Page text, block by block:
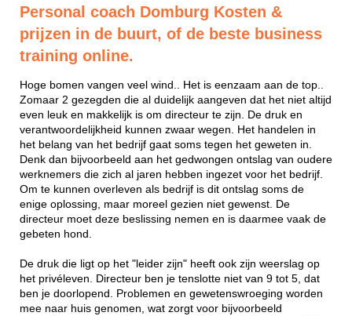
Personal coach Domburg Kosten &
prijzen in de buurt, of de beste business
training online.
Hoge bomen vangen veel wind.. Het is eenzaam aan de top..
Zomaar 2 gezegden die al duidelijk aangeven dat het niet altijd
even leuk en makkelijk is om directeur te zijn. De druk en
verantwoordelijkheid kunnen zwaar wegen. Het handelen in
het belang van het bedrijf gaat soms tegen het geweten in.
Denk dan bijvoorbeeld aan het gedwongen ontslag van oudere
werknemers die zich al jaren hebben ingezet voor het bedrijf.
Om te kunnen overleven als bedrijf is dit ontslag soms de
enige oplossing, maar moreel gezien niet gewenst. De
directeur moet deze beslissing nemen en is daarmee vaak de
gebeten hond.
De druk die ligt op het "leider zijn" heeft ook zijn weerslag op
het privéleven. Directeur ben je tenslotte niet van 9 tot 5, dat
ben je doorlopend. Problemen en gewetenswroeging worden
mee naar huis genomen, wat zorgt voor bijvoorbeeld